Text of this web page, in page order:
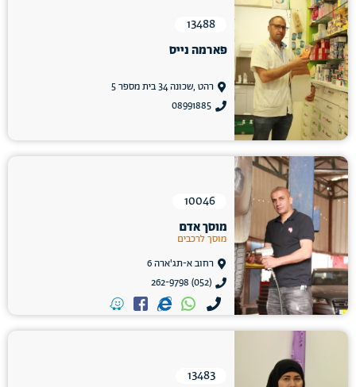
13488
פארמה נייס
רהט ,שכונה 34 בית מספר 5
08991885
10046
מוסך אדם
מוסך לרכבים
רחוב א-תג'ארה 6
(052) 262-9798
13483